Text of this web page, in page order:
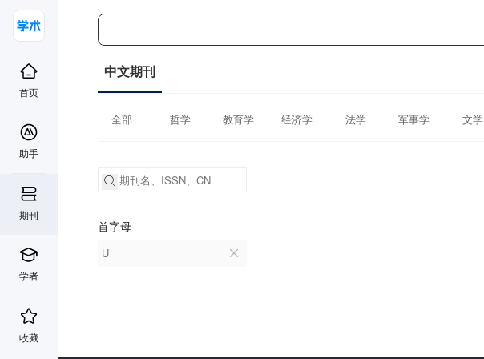
首页
助手
期刊
学者
收藏
中文期刊
全部 哲学 教育学 经济学 法学 军事学 文学
首字母
U